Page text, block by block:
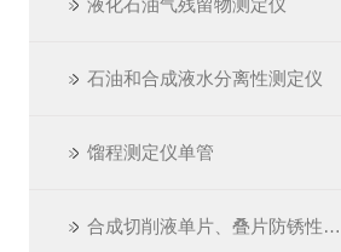
液化石油气残留物测定仪
石油和合成液水分离性测定仪
馏程测定仪单管
合成切削液单片、叠片防锈性测定仪